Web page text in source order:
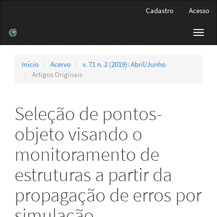
Barra
Cadastro Acesso
Início Acervo
v. 71 n. 2 (2019): Abril/Junho
Artigos Originais
Seleção de pontos-
objeto visando o
monitoramento de
estruturas a partir da
propagação de erros por